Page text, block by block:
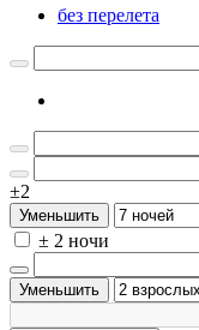
без перелета
±2
Уменьшить
± 2 ночи
Уменьшить